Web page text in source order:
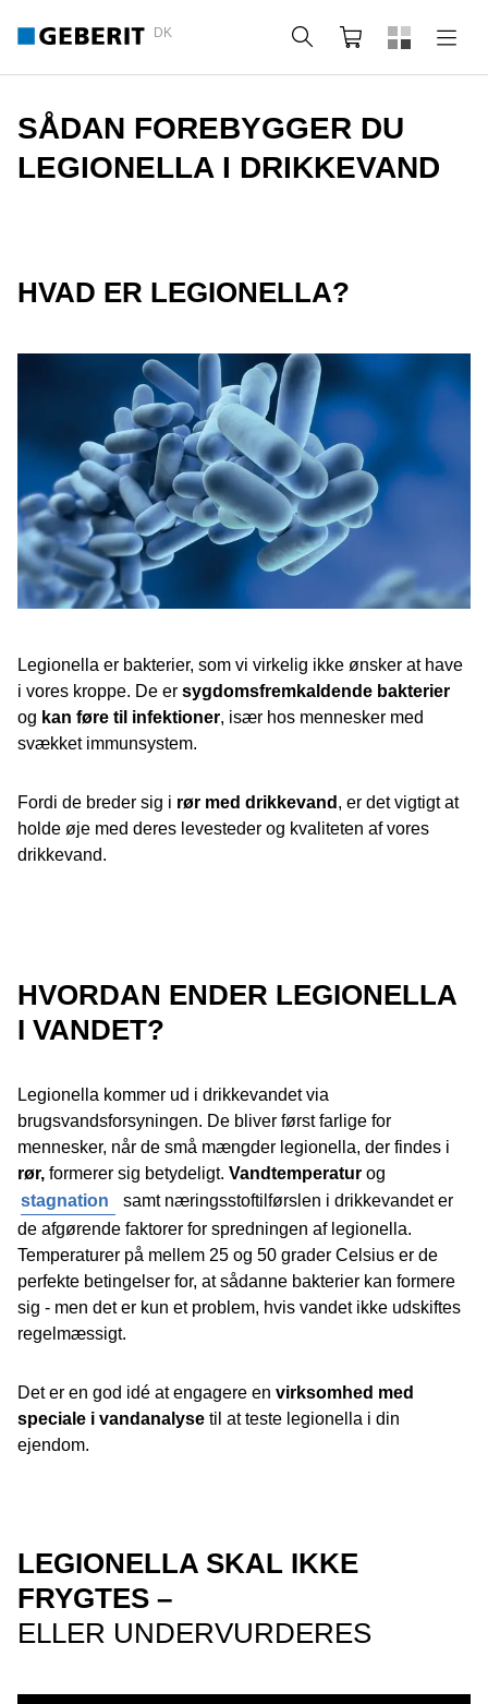
DK Søg Indkøbskurv
SÅDAN FOREBYGGER DU
LEGIONELLA I DRIKKEVAND
HVAD ER LEGIONELLA?
Legionella er bakterier, som vi virkelig ikke ønsker at have
i vores kroppe. De er sygdomsfremkaldende bakterier
og kan føre til infektioner, især hos mennesker med
svækket immunsystem.
Fordi de breder sig i rør med drikkevand , er det vigtigt at
holde øje med deres levesteder og kvaliteten af vores
drikkevand.
HVORDAN ENDER LEGIONELLA
I VANDET?
Legionella kommer ud i drikkevandet via
brugsvandsforsyningen. De bliver først farlige for
mennesker, når de små mængder legionella, der findes i
rør, formerer sig betydeligt. Vandtemperatur og
stagnation
samt næringsstoftilførslen i drikkevandet er
de afgørende faktorer for spredningen af legionella.
Temperaturer på mellem 25 og 50 grader Celsius er de
perfekte betingelser for, at sådanne bakterier kan formere
sig - men det er kun et problem, hvis vandet ikke udskiftes
regelmæssigt.
Det er en god idé at engagere en virksomhed med
speciale i vandanalyse til at teste legionella i din
ejendom.
LEGIONELLA SKAL IKKE
FRYGTES –
ELLER UNDERVURDERES